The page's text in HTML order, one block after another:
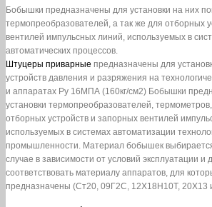
Бобышки предназначены для установки на них
термопреобразователей, а так же для отборных
вентилей импульсных линий, используемых в
автоматических процессов.
Штуцеры приварные предназначены для
устройств давления и разряжения на
и аппаратах Ру 16МПА (160кг/см2) Бобышки
установки термопреобразователей,
отборных устройств и запорных вентилей
используемых в системах автоматизации
промышленности. Материал бобышек
случае в зависимости от условий эксплуатации и
соответствовать материалу аппаратов, для
предназначены (Ст20, 09Г2С, 12Х18Н10Т, 20X13